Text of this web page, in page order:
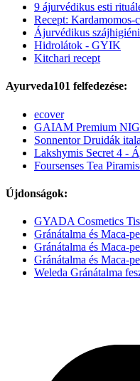
9 ájurvédikus esti
Recept: Kardamomos-
Ájurvédikus
Hidrolátok - GYIK
Kitchari recept
Ayurveda101 felfedezése:
ecover
GAIAM Premium
Sonnentor Druidák
Lakshymis Secret 4 -
Foursenses Tea
Újdonságok:
GYADA Cosmetics
Gránátalma és Maca-
Gránátalma és Maca-
Gránátalma és Maca-
Weleda Gránátalma